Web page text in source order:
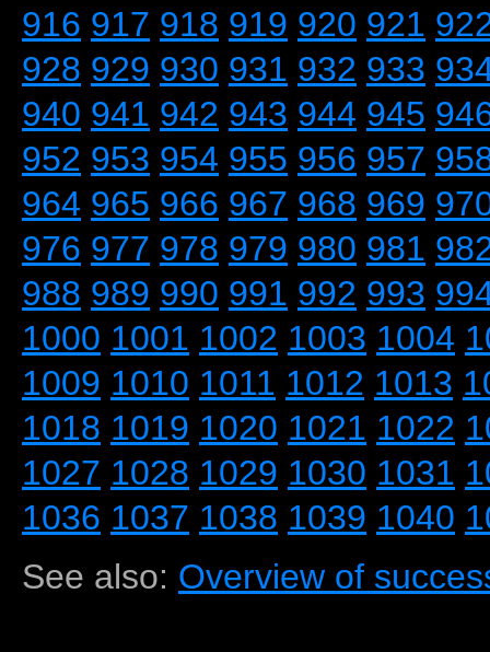
916 917 918 919 920 921
928 929 930 931 932 933
940 941 942 943 944 945
952 953 954 955 956 957
964 965 966 967 968 969
976 977 978 979 980 981
988 989 990 991 992 993
1000 1001 1002 1003 1004
1009 1010 1011 1012 1013
1018 1019 1020 1021 1022
1027 1028 1029 1030 1031
1036 1037 1038 1039 1040
See also: Overview of